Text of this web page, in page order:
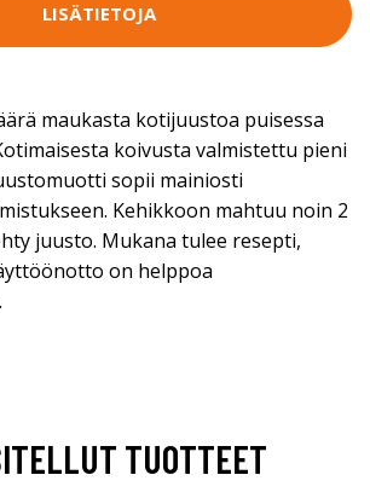
LISÄTIETOJA
maukasta kotijuustoa puisessa
koivusta valmistettu pieni
sopii mainiosti
Kehikkoon mahtuu noin 2
juusto. Mukana tulee resepti,
on helppoa
TUOTTEET